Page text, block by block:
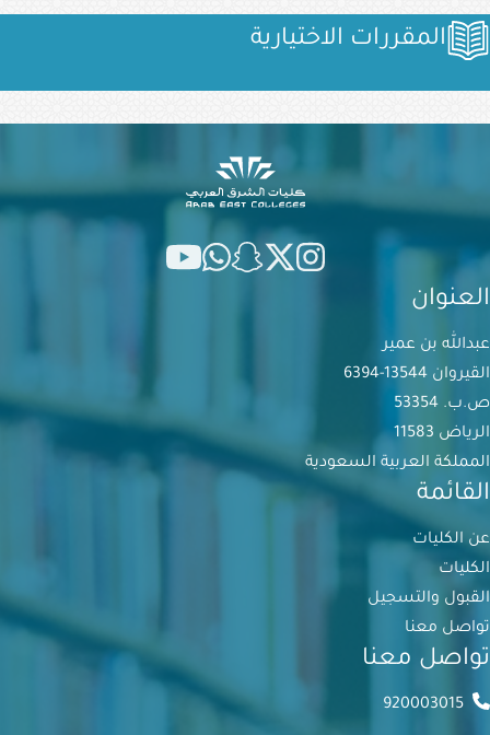
الصورةالمقررات الاختيارية
العنوان
عبدالله بن عمير
القيروان 13544-6394
ص.ب. 53354
الرياض 11583
المملكة العربية السعودية
القائمة
عن الكليات
الكليات
القبول والتسجيل
تواصل معنا
تواصل معنا